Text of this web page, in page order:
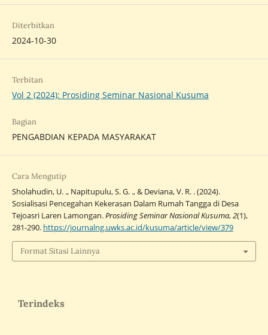
Diterbitkan
2024-10-30
Terbitan
Vol 2 (2024): Prosiding Seminar Nasional Kusuma
Bagian
PENGABDIAN KEPADA MASYARAKAT
Cara Mengutip
Sholahudin, U. ., Napitupulu, S. G. ., & Deviana, V. R. . (2024).
Sosialisasi Pencegahan Kekerasan Dalam Rumah Tangga di Desa
Tejoasri Laren Lamongan.Prosiding Seminar Nasional Kusuma,2(1),
281-290. https://journalng.uwks.ac.id/kusuma/article/view/379
Format Sitasi Lainnya
Terindeks